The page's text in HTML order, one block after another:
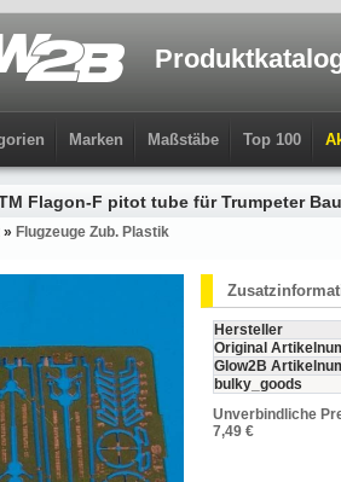
Marken Maßstäbe Top 100
Flagon-F pitot tube für Trumpeter
» Flugzeuge Zub. Plastik
Hersteller
Original
Glow2B
bulky_goods
Unverbindliche
7,49 €